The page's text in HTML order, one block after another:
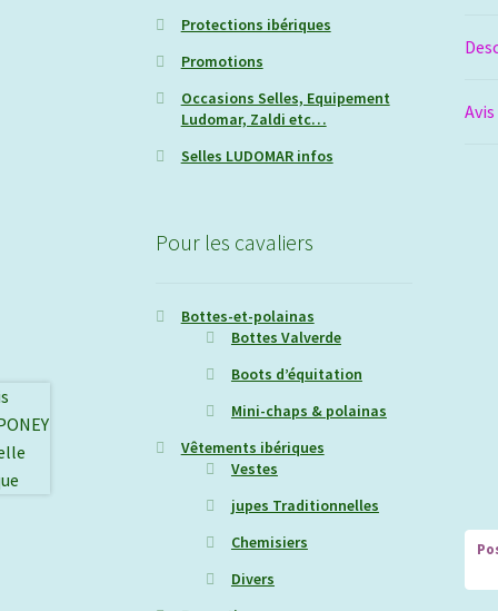
Protections ibériques
Promotions
Occasions Selles, Equipement
Ludomar, Zaldi etc…
Selles LUDOMAR infos
Pour les cavaliers
Bottes-et-polainas
Bottes Valverde
Boots d’équitation
Mini-chaps & polainas
Vêtements ibériques
Vestes
jupes Traditionnelles
Chemisiers
Divers